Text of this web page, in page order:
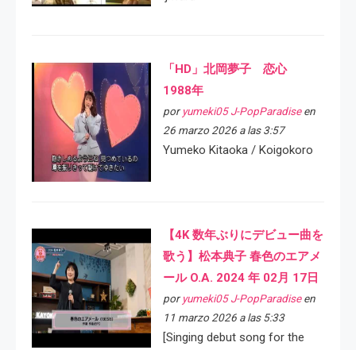
「HD」北岡夢子 恋心
1988年
por yumeki05 J-PopParadiseen
26 marzo 2026 a las 3:57
Yumeko Kitaoka / Koigokoro
【4K 数年ぶりにデビュー曲を
歌う】松本典子 春色のエアメ
ール O.A. 2024 年 02月 17日
por yumeki05 J-PopParadiseen
11 marzo 2026 a las 5:33
[Singing debut song for the